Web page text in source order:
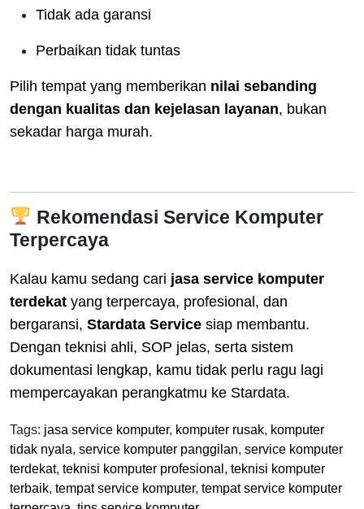
Tidak ada garansi
Perbaikan tidak tuntas
Pilih tempat yang memberikan nilai sebanding
dengan kualitas dan kejelasan layanan, bukan
sekadar harga murah.
Rekomendasi Service Komputer
Terpercaya
Kalau kamu sedang cari jasa service komputer
terdekat yang terpercaya, profesional, dan
bergaransi, Stardata Service siap membantu.
Dengan teknisi ahli, SOP jelas, serta sistem
dokumentasi lengkap, kamu tidak perlu ragu lagi
mempercayakan perangkatmu ke Stardata.
Tags: jasa service komputer, komputer rusak, komputer
tidak nyala, service komputer panggilan, service komputer
terdekat, teknisi komputer profesional , teknisi komputer
terbaik, tempat service komputer, tempat service komputer